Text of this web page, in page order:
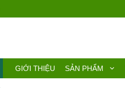
GIỚI THIỆU SẢN PHẨM